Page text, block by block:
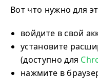
Вот что нужно для
войдите в свой
установите
(доступно для
нажмите в